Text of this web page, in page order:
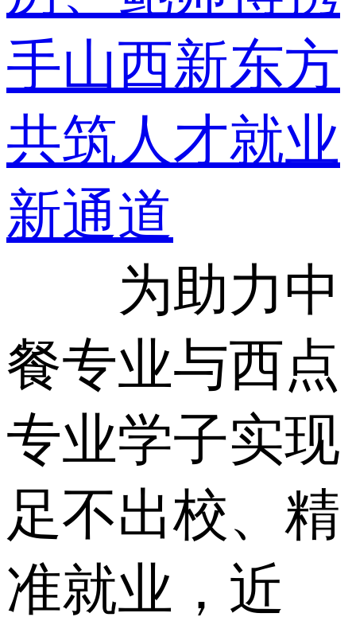
手山西新东方
共筑人才就业
新通道
为助力中
餐专业与西点
专业学子实现
足不出校、精
准就业，近